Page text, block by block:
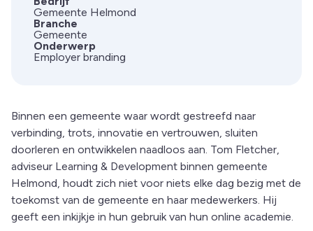
Binnen een gemeente waar wordt gestreefd naar
verbinding, trots, innovatie en vertrouwen, sluiten
doorleren en ontwikkelen naadloos aan. Tom Fletcher,
adviseur Learning & Development binnen gemeente
Helmond, houdt zich niet voor niets elke dag bezig met de
toekomst van de gemeente en haar medewerkers. Hij
geeft een inkijkje in hun gebruik van hun online academie.
Gemeente Helmond
Branche
Gemeente
Onderwerp
Employer branding